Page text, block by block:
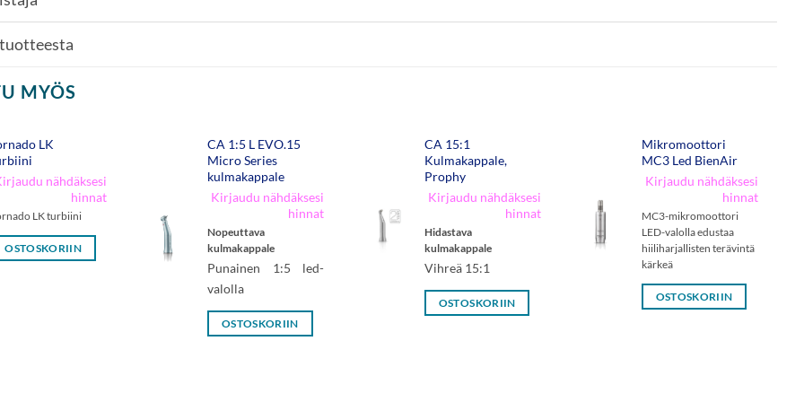
MYÖS
LK
nähdäksesi
hinnat
LK turbiini
OSTOSKORIIN
CA 1:5 L EVO.15
Micro Series
kulmakappale
Kirjaudu nähdäksesi
hinnat
Nopeuttava
kulmakappale
Punainen 1:5 led-
valolla
OSTOSKORIIN
CA 15:1
Kulmakappale,
Prophy
Kirjaudu nähdäksesi
hinnat
Hidastava
kulmakappale
Vihreä 15:1
OSTOSKORIIN
Mikromoottori
MC3 Led BienAir
Kirjaudu nähdäksesi
hinnat
MC3-mikromoottori
LED-valolla edustaa
hiiliharjallisten terävintä
kärkeä
OSTOSKORIIN